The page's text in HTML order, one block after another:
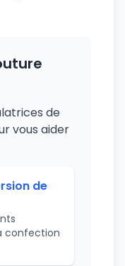
de
vous aider
de
confection